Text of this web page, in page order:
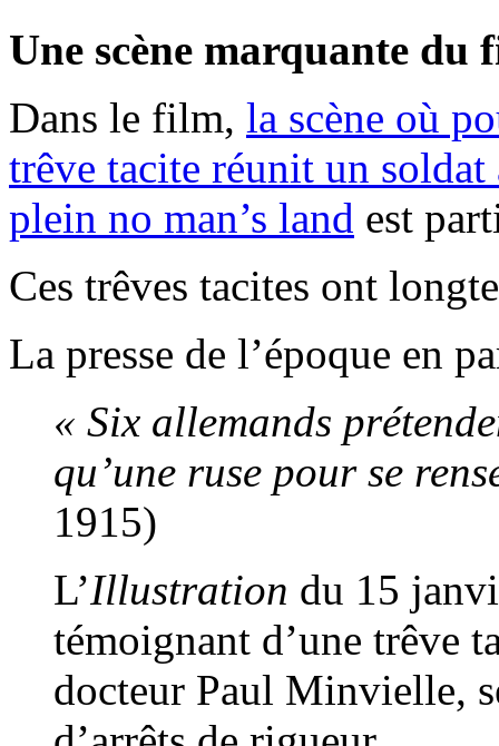
Une scène marquante du
Dans le film, la scène où
trêve tacite réunit un
plein no man’s land est
Ces trêves tacites ont
La presse de l’époque en
« Six allemands
qu’une ruse pour se
1915)
L’Illustration du 15
témoignant d’une trêve
docteur Paul Minvielle,